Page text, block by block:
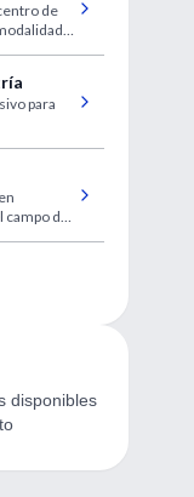
de
familia.
para
campo de
se
disponibles